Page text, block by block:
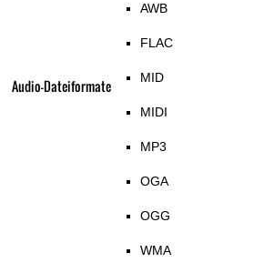
Audio-Dateiformate
AWB
FLAC
MID
MIDI
MP3
OGA
OGG
WMA